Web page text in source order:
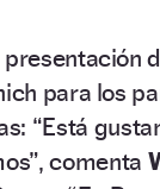
para los
“Está
”, comenta